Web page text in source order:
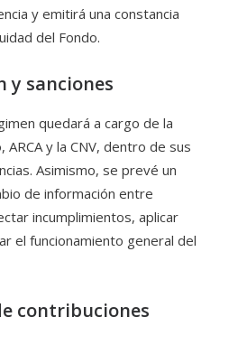
y emitirá una constancia
del Fondo.
y sanciones
quedará a cargo de la
y la CNV, dentro de sus
Asimismo, se prevé un
de información entre
incumplimientos, aplicar
el funcionamiento general del
contribuciones